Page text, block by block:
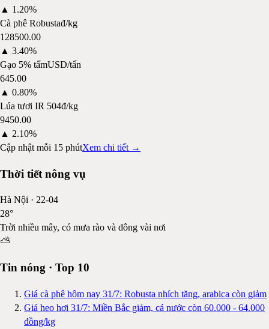
▲ 1.20%
Cà phê Robustađ/kg
128500.00
▲ 3.40%
Gạo 5% tấmUSD/tấn
645.00
▲ 0.80%
Lúa tươi IR 504đ/kg
9450.00
▲ 2.10%
Cập nhật mỗi 15 phútXem chi tiết →
Thời tiết nông vụ
Hà Nội · 22-04
28°
Trời nhiều mây, có mưa rào và dông vài nơi
⛅
Tin nóng · Top 10
Giá cà phê hôm nay 31/7: Robusta nhích tăng, arabica còn giảm
Giá heo hơi 31/7: Miền Bắc giảm, cả nước còn 60.000 - 64.000
đồng/kg